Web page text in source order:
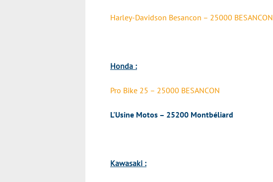
Harley-Davidson Besancon – 25000 BESANCON
Honda :
Pro Bike 25 – 25000 BESANCON
L'Usine Motos – 25200 Montbéliard
Kawasaki :